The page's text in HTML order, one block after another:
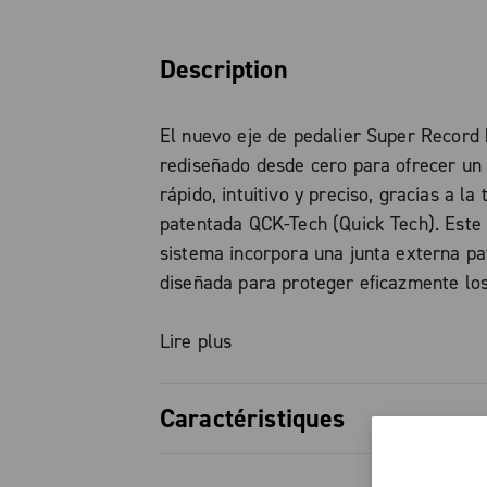
Description
El nuevo eje de pedalier Super Record
rediseñado desde cero para ofrecer
rápido, intuitivo y preciso, gracias a la
patentada QCK-Tech (Quick Tech).
sistema incorpora una junta externa
diseñada para proteger eficazmente
y la arena. El eje central, de poliamida
Los nuevos casquetes alojan
Lire plus
Caractéristiques